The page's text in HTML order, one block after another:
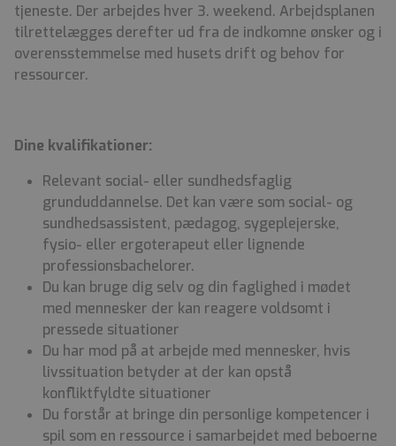
tjeneste. Der arbejdes hver 3. weekend. Arbejdsplanen
tilrettelægges derefter ud fra de indkomne ønsker og i
overensstemmelse med husets drift og behov for
ressourcer.
Dine kvalifikationer:
Relevant social- eller sundhedsfaglig
grunduddannelse. Det kan være som social- og
sundhedsassistent, pædagog, sygeplejerske,
fysio- eller ergoterapeut eller lignende
professionsbachelorer.
Du kan bruge dig selv og din faglighed i mødet
med mennesker der kan reagere voldsomt i
pressede situationer
Du har mod på at arbejde med mennesker, hvis
livssituation betyder at der kan opstå
konfliktfyldte situationer
Du forstår at bringe din personlige kompetencer i
spil som en ressource i samarbejdet med beboerne